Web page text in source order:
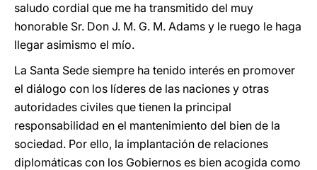
saludo cordial que me ha transmitido del muy
honorable Sr. Don J. M. G. M. Adams y le ruego le haga
llegar asimismo el mío.
La Santa Sede siempre ha tenido interés en promover
el diálogo con los líderes de las naciones y otras
autoridades civiles que tienen la principal
responsabilidad en el mantenimiento del bien de la
sociedad. Por ello, la implantación de relaciones
diplomáticas con los Gobiernos es bien acogida como